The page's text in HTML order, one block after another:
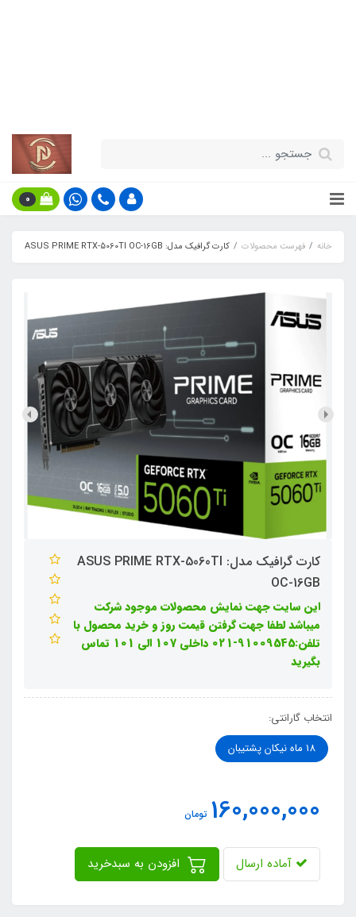
0
خانه فهرست محصولات کارت گرافیک مدل: ASUS PRIME RTX-5060TI OC-16GB
کارت گرافیک مدل: ASUS PRIME RTX-5060TI
OC-16GB
این سایت جهت نمایش محصولات موجود شرکت
میباشد لطفا جهت گرفتن قیمت روز و خرید محصول با
تلفن:91009545-021 داخلی 107 الی 101 تماس
بگیرید
انتخاب گارانتی:
18 ماه نیکان پشتیبان
160,000,000 تومان
آماده ارسال